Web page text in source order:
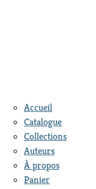
Accueil
Catalogue
Collections
Auteurs
À propos
Panier